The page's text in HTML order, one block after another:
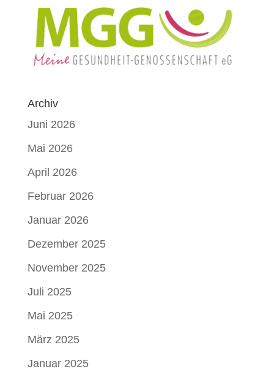
Archiv
Juni 2026
Mai 2026
April 2026
Februar 2026
Januar 2026
Dezember 2025
November 2025
Juli 2025
Mai 2025
März 2025
Januar 2025